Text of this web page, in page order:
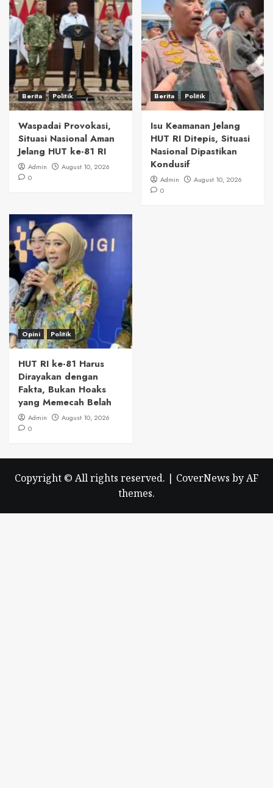
Berita Politik
Waspadai Provokasi,
Situasi Nasional Aman
Jelang HUT ke-81 RI
Admin
August 10, 2026
0
Berita Politik
Isu Keamanan Jelang
HUT RI Ditepis, Situasi
Nasional Dipastikan
Kondusif
Admin
August 10, 2026
0
Opini Politik
HUT RI ke-81 Harus
Dirayakan dengan
Fakta, Bukan Hoaks
yang Memecah Belah
Admin
August 10, 2026
0
Copyright © All rights reserved. | CoverNews by AF
themes.